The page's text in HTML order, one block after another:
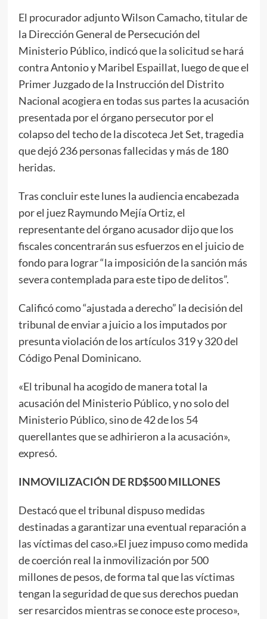
El procurador adjunto Wilson Camacho, titular de
la Dirección General de Persecución del
Ministerio Público, indicó que la solicitud se hará
contra Antonio y Maribel Espaillat, luego de que el
Primer Juzgado de la Instrucción del Distrito
Nacional acogiera en todas sus partes la acusación
presentada por el órgano persecutor por el
colapso del techo de la discoteca Jet Set, tragedia
que dejó 236 personas fallecidas y más de 180
heridas.
Tras concluir este lunes la audiencia encabezada
por el juez Raymundo Mejía Ortiz, el
representante del órgano acusador dijo que los
fiscales concentrarán sus esfuerzos en el juicio de
fondo para lograr “la imposición de la sanción más
severa contemplada para este tipo de delitos”.
Calificó como “ajustada a derecho” la decisión del
tribunal de enviar a juicio a los imputados por
presunta violación de los artículos 319 y 320 del
Código Penal Dominicano.
«El tribunal ha acogido de manera total la
acusación del Ministerio Público, y no solo del
Ministerio Público, sino de 42 de los 54
querellantes que se adhirieron a la acusación»,
expresó.
INMOVILIZACIÓN DE RD$500 MILLONES
Destacó que el tribunal dispuso medidas
destinadas a garantizar una eventual reparación a
las víctimas del caso.»El juez impuso como medida
de coerción real la inmovilización por 500
millones de pesos, de forma tal que las víctimas
tengan la seguridad de que sus derechos puedan
ser resarcidos mientras se conoce este proceso»,